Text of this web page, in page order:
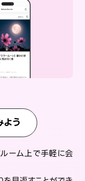
う
ーム上で手軽に会